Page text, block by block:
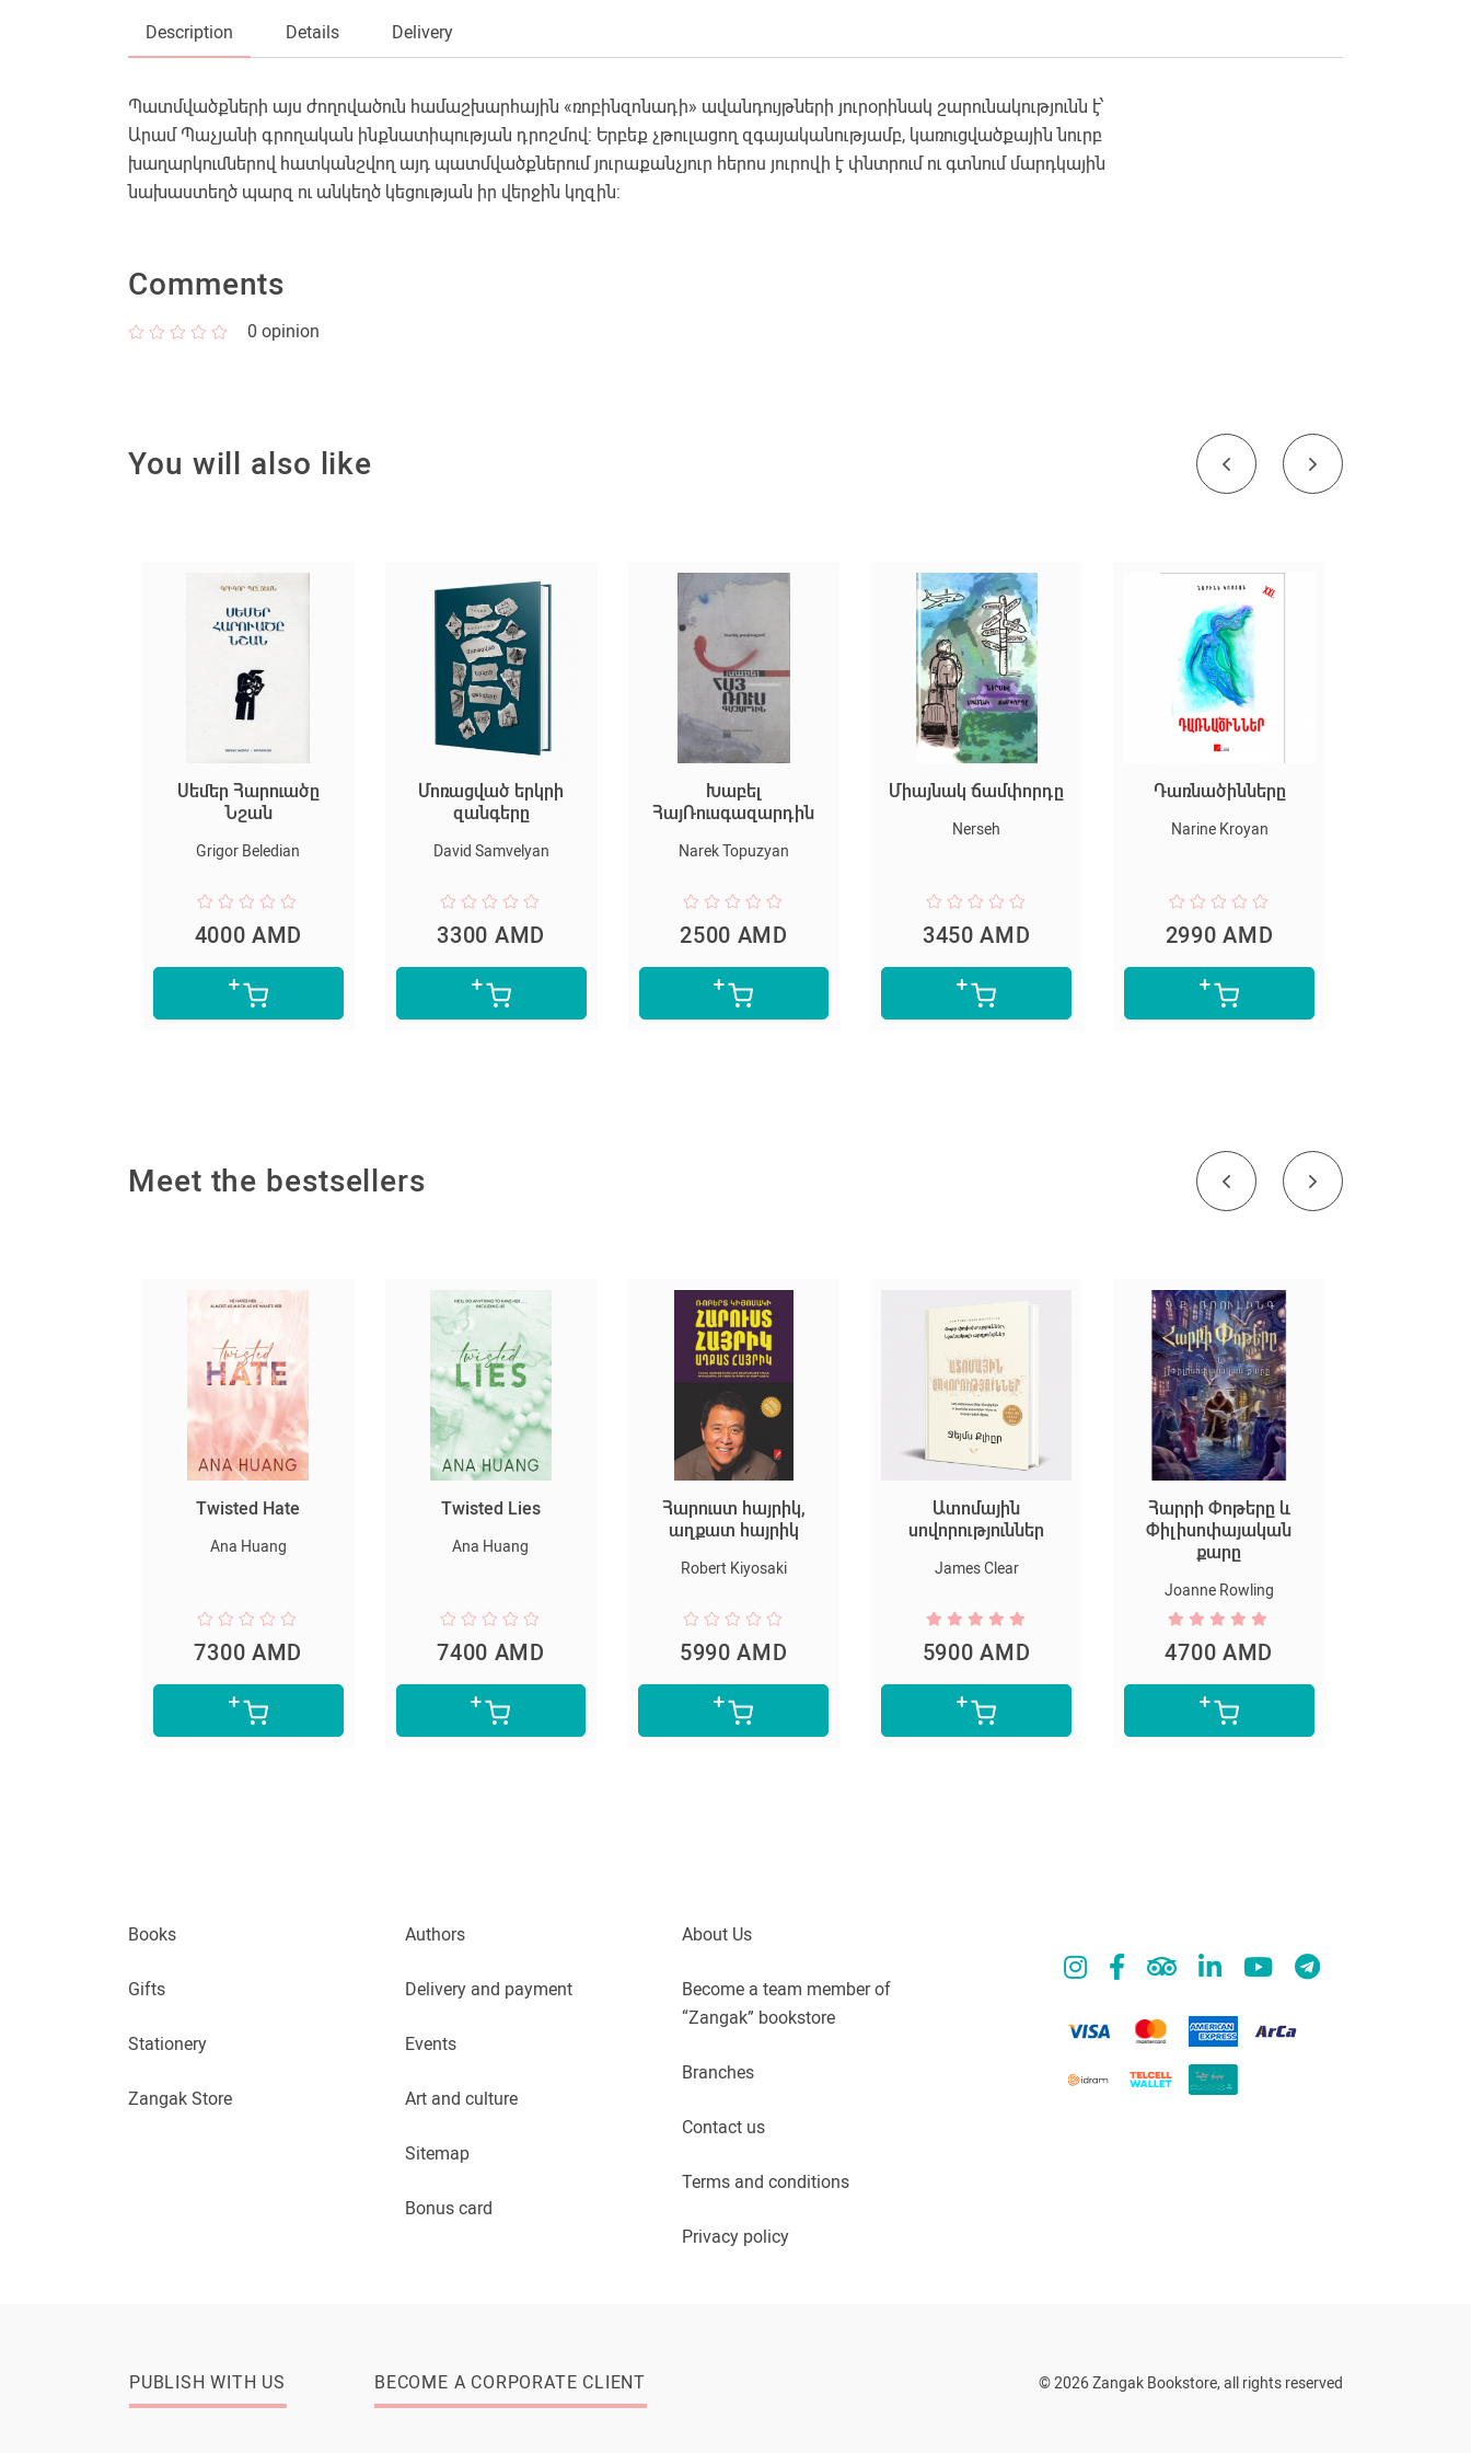
Description Details Delivery
Պատմվածքների այս ժողովածուն համաշխարհային «ռոբինզոնադի» ավանդույթների յուրօրինակ շարունակությունն է՝
Արամ Պաչյանի գրողական ինքնատիպության դրոշմով: Երբեք չթուլացող զգայականությամբ, կառուցվածքային նուրբ
խաղարկումներով հատկանշվող այդ պատմվածքներում յուրաքանչյուր հերոս յուրովի է փնտրում ու գտնում մարդկային
նախաստեղծ պարզ ու անկեղծ կեցության իր վերջին կղզին:
Comments
0 opinion
You will also like
Սեմեր Հարուածը
Նշան
Grigor Beledian
4000 AMD
Մոռացված երկրի
զանգերը
David Samvelyan
3300 AMD
Խաբել
ՀայՌուսգազարդին
Narek Topuzyan
2500 AMD
Միայնակ ճամփորդը
Nerseh
3450 AMD
Դառնածինները
Narine Kroyan
2990 AMD
Meet the bestsellers
Twisted Hate
Ana Huang
7300 AMD
Twisted Lies
Ana Huang
7400 AMD
Հարուստ հայրիկ,
աղքատ հայրիկ
Robert Kiyosaki
5990 AMD
Ատոմային
սովորություններ
James Clear
5900 AMD
Հարրի Փոթերը և
Փիլիսոփայական
քարը
Joanne Rowling
4700 AMD
Books
Gifts
Stationery
Zangak Store
Authors
Delivery and payment
Events
Art and culture
Sitemap
Bonus card
About Us
Become a team member of
“Zangak” bookstore
Branches
Contact us
Terms and conditions
Privacy policy
PUBLISH WITH US BECOME A CORPORATE CLIENT © 2026 Zangak Bookstore, all rights reserved